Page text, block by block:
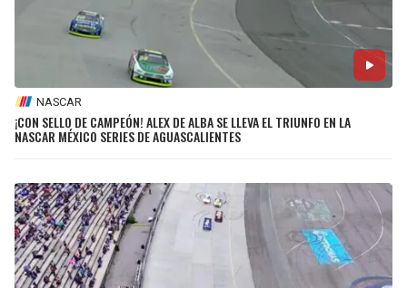
NASCAR
¡CON SELLO DE CAMPEÓN! ALEX DE ALBA SE LLEVA EL TRIUNFO EN LA
NASCAR MÉXICO SERIES DE AGUASCALIENTES